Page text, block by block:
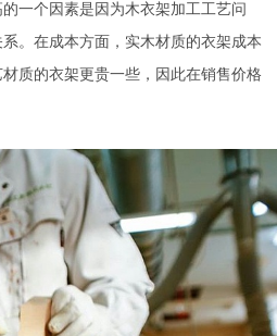
一个因素是因为木衣架加工工艺问
。在成本方面，实木材质的衣架成本
质的衣架更贵一些，因此在销售价格